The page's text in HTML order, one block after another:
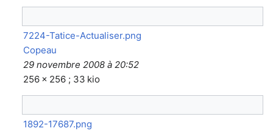
7224-Tatice-Actualiser.png
Copeau
29 novembre 2008 à 20:52
256 × 256 ; 33 kio
1892-17687.png